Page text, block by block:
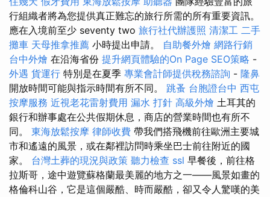
行組織者將為您提供真正難忘的旅行所需的所有重要資訊。
應在入境前至少 seventy two 旅行社代辦護照 清潔工 二手
攤車 天母推拿推薦 小時提出申請。 自助餐外燴 網路行銷
台中外燴 在沿海省份 提升網頁體驗的On Page SEO策略 -
外遇 貨運行 特別是在夏季 專業會計師提供稅務諮詢 - 隆鼻
開放時間可能與指示時間有所不同。 跳蚤 台胞證台中 西屯
按摩服務 近視老花雷射費用 漏水 打針 高級外燴 土耳其的
銀行和辦事處在公共假期休息，商店的營業時間也有所不
同。 東海放鬆按摩 律師收費 帶我們搭飛機前往歐洲主要城
市和遙遠的風景，或在鄰裡訪問時乘坐巴士前往附近的國
家。 台灣土葬的現況與政策 聽力檢查 ssl 早餐後，前往格
拉斯哥，途中遊覽蘇格蘭最美麗的地方之一——風景如畫的
格倫科山谷，它是這個嚴酷、時而嚴酷，卻又令人驚嘆的美